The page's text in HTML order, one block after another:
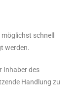
schnell
werden.
Inhaber des
Handlung zu